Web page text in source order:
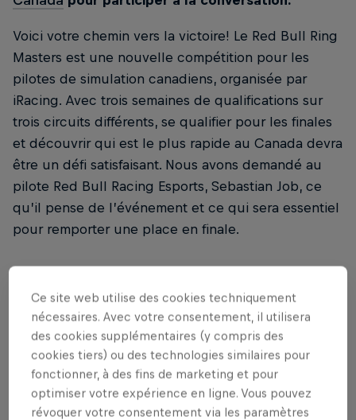
Voici votre chemin vers la victoire! Le Red Bull Ring
Masters est une nouvelle compétition pour les
pilotes de simulation canadiens, organisée par
iRacing. Avec trois semaines de qualifications sur
trois circuits différents, se qualifier pour les finales
et découvrir qui est le plus rapide au Canada devra
être un défi satisfaisant. Nous avons demandé au
pilote Red Bull Racing Esports, Sebastian Job, ce
qu’il pense de l’événement et ce qui sera essentiel
pour remporter une place en finale.
APPRÉCIÉ DANS LE MONDE ENTIER PAR LES
ATHLÈTES D’ÉLITE, LES ÉTUDIANTS, PAR LES
PROFESSIONNELS TRÈS SOLLICITÉS ET PAR
CEUX QUI FONT DE LONGS VOYAGES.
Red Bull | Energy Drink
Ce site web utilise des cookies techniquement
nécessaires. Avec votre consentement, il utilisera
des cookies supplémentaires (y compris des
cookies tiers) ou des technologies similaires pour
fonctionner, à des fins de marketing et pour
optimiser votre expérience en ligne. Vous pouvez
révoquer votre consentement via les paramètres